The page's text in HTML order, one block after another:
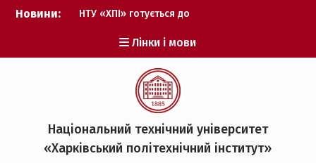
Перейти
Новини:
НТУ «ХПІ» готується до
Музичні таланти ХПІ
запрошуються на
Всеукраїнський
фестиваль «Червона
рута – 2027»
ХПІ уклав угоду про
партнерство з ДержНДІ
технологій кібербезпеки
Лінки і мови
Національний технічний університет
«Харківський політехнічний iнститут»